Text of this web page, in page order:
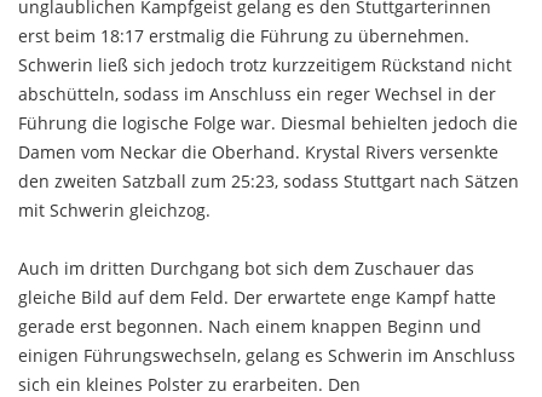
unglaublichen Kampfgeist gelang es den Stuttgarterinnen
erst beim 18:17 erstmalig die Führung zu übernehmen.
Schwerin ließ sich jedoch trotz kurzzeitigem Rückstand nicht
abschütteln, sodass im Anschluss ein reger Wechsel in der
Führung die logische Folge war. Diesmal behielten jedoch die
Damen vom Neckar die Oberhand. Krystal Rivers versenkte
den zweiten Satzball zum 25:23, sodass Stuttgart nach Sätzen
mit Schwerin gleichzog.
Auch im dritten Durchgang bot sich dem Zuschauer das
gleiche Bild auf dem Feld. Der erwartete enge Kampf hatte
gerade erst begonnen. Nach einem knappen Beginn und
einigen Führungswechseln, gelang es Schwerin im Anschluss
sich ein kleines Polster zu erarbeiten. Den